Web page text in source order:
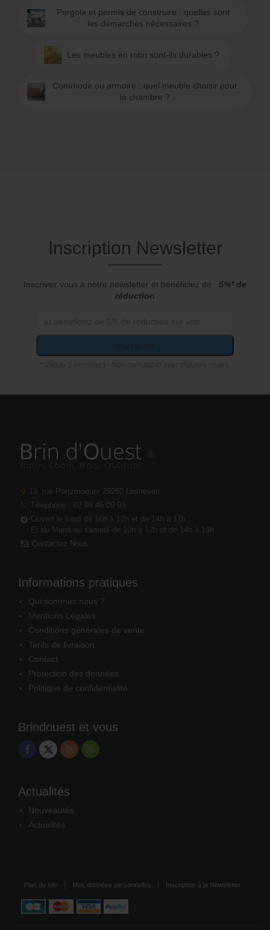
Pergola et permis de construire : quelles sont
les démarches nécessaires ?
Les meubles en rotin sont-ils durables ?
Commode ou armoire : quel meuble choisir pour
la chambre ?
Inscription Newsletter
Inscrivez vous à notre newsletter et bénéficiez de : 5%* de
réduction
Inscription
13, rue Portzmoguer 29260 Lesneven
Téléphone : 02 98 46 09 93
Ouvert le lundi de 10h à 12h et de 14h à 17h
Et du Mardi au samedi de 10h à 12h et de 14h à 19h
Contactez Nous
Informations pratiques
Qui sommes nous ?
Mentions Légales
Conditions générales de vente
Tarifs de livraison
Contact
Protection des données
Politique de confidentialité
Brindouest et vous
Actualités
Nouveautés
Actualités
Plan du site Mes données personnelles Inscription à la Newsletter